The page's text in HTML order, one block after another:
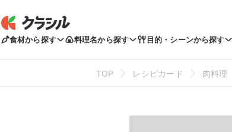
食材から探す 料理名から探す 目的・シーンから探す
TOP レシピカード 肉料理